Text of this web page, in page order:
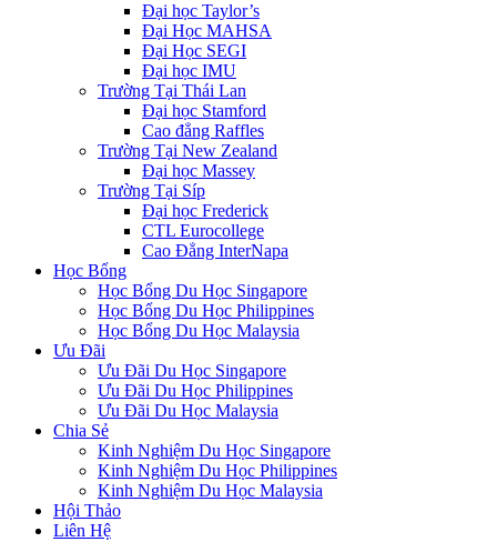
Đại học Taylor’s
Đại Học MAHSA
Đại Học SEGI
Đại học IMU
Trường Tại Thái Lan
Đại học Stamford
Cao đẳng Raffles
Trường Tại New Zealand
Đại học Massey
Trường Tại Síp
Đại học Frederick
CTL Eurocollege
Cao Đẳng InterNapa
Học Bổng
Học Bổng Du Học Singapore
Học Bổng Du Học Philippines
Học Bổng Du Học Malaysia
Ưu Đãi
Ưu Đãi Du Học Singapore
Ưu Đãi Du Học Philippines
Ưu Đãi Du Học Malaysia
Chia Sẻ
Kinh Nghiệm Du Học Singapore
Kinh Nghiệm Du Học Philippines
Kinh Nghiệm Du Học Malaysia
Hội Thảo
Liên Hệ